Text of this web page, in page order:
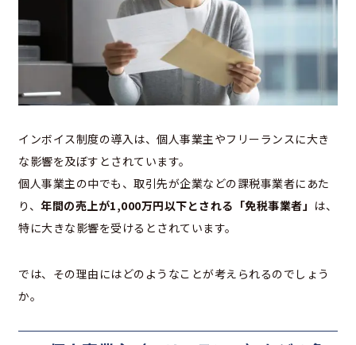
インボイス制度の導入は、個人事業主やフリーランスに大き
な影響を及ぼすとされています。
個人事業主の中でも、取引先が企業などの課税事業者にあた
り、 年間の売上が1,000万円以下とされる「免税事業者」 は、
特に大きな影響を受けるとされています。
では、その理由にはどのようなことが考えられるのでしょう
か。